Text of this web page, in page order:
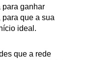
para ganhar
que a sua
ideal.
que a rede